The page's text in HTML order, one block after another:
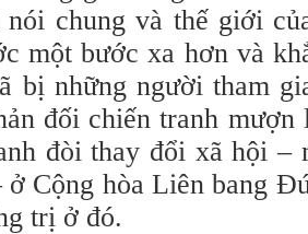
chung và thế giới
một bước xa hơn và
bị những người tham
đối chiến tranh mượn
đòi thay đổi xã hội –
ở Cộng hòa Liên bang
trị ở đó.